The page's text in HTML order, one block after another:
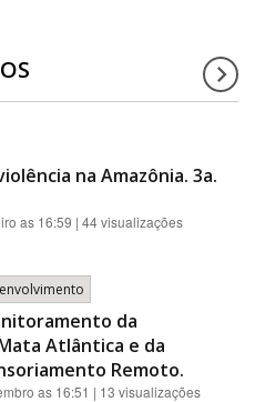
na Amazônia. 3a.
as 16:59 | 44 visualizações
da
Atlântica e da
Remoto.
as 16:51 | 13 visualizações